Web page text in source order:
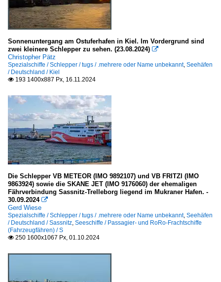
Flüsse und Seen
Deutschland
Weser und Nebenflüsse
Europa
Elbe
Großbritannien
Themse
Südostasien
Mekong
Inselgruppen, Inseln
Finnland
Åland
Sonnenuntergang am Ostuferhafen in Kiel. Im Vordergrund sind
zwei kleinere Schlepper zu sehen. (23.08.2024) 
Christopher Pätz
Spezialschiffe / Schlepper / tugs / .mehrere oder Name unbekannt, Seehäfen
/ Deutschland / Kiel
 193 1400x887 Px, 16.11.2024
Die Schlepper VB METEOR (IMO 9892107) und VB FRITZI (IMO
9863924) sowie die SKANE JET (IMO 9176060) der ehemaligen
Fährverbindung Sassnitz-Trelleborg liegend im Mukraner Hafen. -
30.09.2024 
Gerd Wiese
Spezialschiffe / Schlepper / tugs / .mehrere oder Name unbekannt, Seehäfen
/ Deutschland / Sassnitz, Seeschiffe / Passagier- und RoRo-Frachtschiffe
(Fahrzeugfähren) / S
 250 1600x1067 Px, 01.10.2024